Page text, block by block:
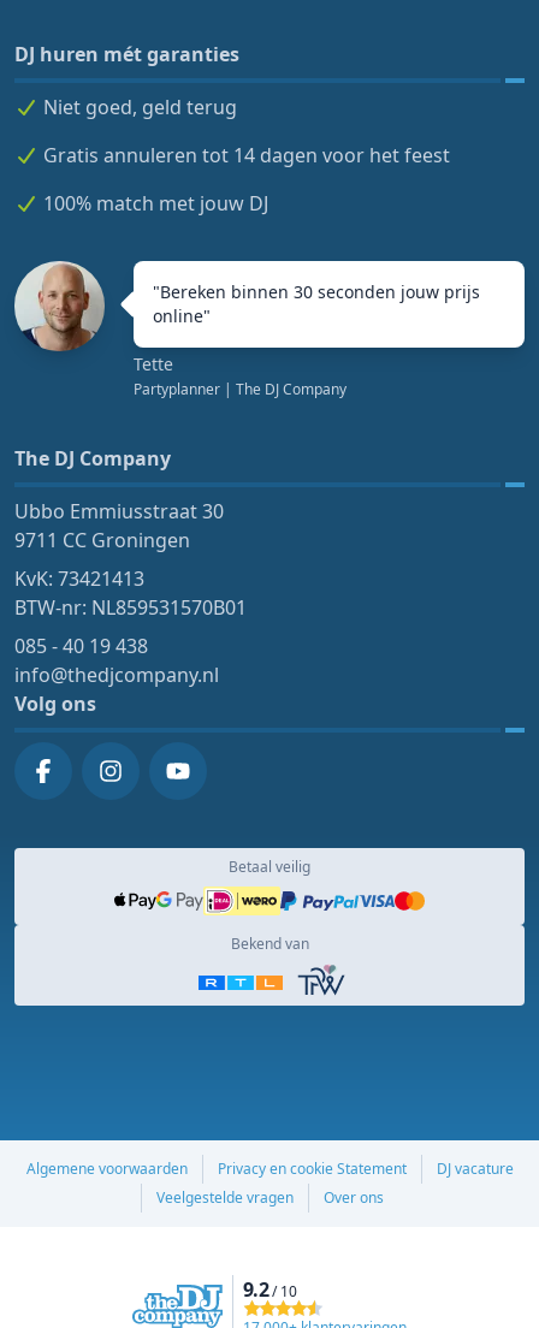
DJ huren mét garanties
Niet goed, geld terug
Gratis annuleren tot 14 dagen voor het feest
100% match met jouw DJ
"Bereken binnen 30 seconden jouw prijs
online"
Tette
Partyplanner | The DJ Company
The DJ Company
Ubbo Emmiusstraat 30
9711 CC Groningen
KvK: 73421413
BTW-nr: NL859531570B01
085 - 40 19 438
info@thedjcompany.nl
Volg ons
Betaal veilig
Bekend van
Algemene voorwaarden Privacy en cookie Statement
DJ vacature
Veelgestelde vragen
Over ons
9.2/ 10